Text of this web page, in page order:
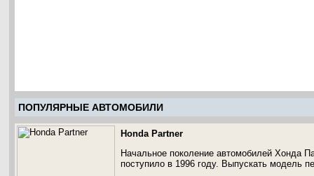
ПОПУЛЯРНЫЕ АВТОМОБИЛИ
Honda Partner
Начальное поколение автомобилей Хонда
поступило в 1996 году. Выпускать модель